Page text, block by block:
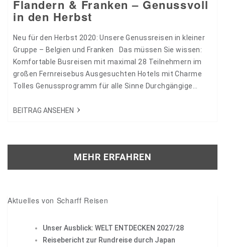
Flandern & Franken – Genussvoll
in den Herbst
Neu für den Herbst 2020: Unsere Genussreisen in kleiner
Gruppe – Belgien und Franken Das müssen Sie wissen:
Komfortable Busreisen mit maximal 28 Teilnehmern im
großen Fernreisebus Ausgesuchten Hotels mit Charme
Tolles Genussprogramm für alle Sinne Durchgängige
Mitarbeiter Wir möchten Sie mit diesen Reisen so richtig
ausgesuchten Hotels, in beiden…
BEITRAG ANSEHEN
MEHR ERFAHREN
Aktuelles von Scharff Reisen
Unser Ausblick: WELT ENTDECKEN 2027/28
Reisebericht zur Rundreise durch Japan